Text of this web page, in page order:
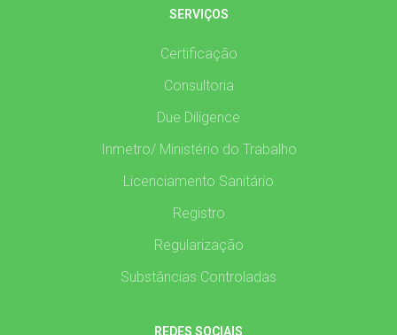
SERVIÇOS
Certificação
Consultoria
Due Diligence
Inmetro/ Ministério do Trabalho
Licenciamento Sanitário
Registro
Regularização
Substâncias Controladas
REDES SOCIAIS